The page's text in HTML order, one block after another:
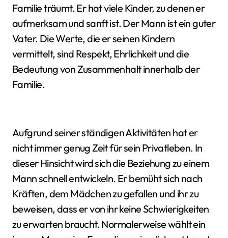
Familie träumt. Er hat viele Kinder, zu denen er
aufmerksam und sanft ist. Der Mann ist ein guter
Vater. Die Werte, die er seinen Kindern
vermittelt, sind Respekt, Ehrlichkeit und die
Bedeutung von Zusammenhalt innerhalb der
Familie.
Aufgrund seiner ständigen Aktivitäten hat er
nicht immer genug Zeit für sein Privatleben. In
dieser Hinsicht wird sich die Beziehung zu einem
Mann schnell entwickeln. Er bemüht sich nach
Kräften, dem Mädchen zu gefallen und ihr zu
beweisen, dass er von ihr keine Schwierigkeiten
zu erwarten braucht. Normalerweise wählt ein